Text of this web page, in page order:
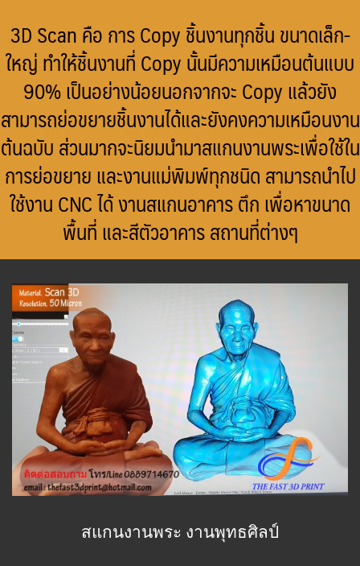
3D Scan คือ การ Copy ชิ้นงานทุกชิ้น ขนาดเล็ก-
ใหญ่ ทำให้ชิ้นงานที่ Copy นั้นมีความเหมือนต้นแบบ
90% เป็นอย่างน้อยนอกจากจะ Copy แล้วยัง
สามารถย่อขยายชิ้นงานได้และยังคงความเหมือนงาน
ต้นฉบับ ส่วนมากจะนิยมนำมาสแกนงานพระเพื่อใช้ใน
การย่อขยาย และงานแม่พิมพ์ทุกชนิด สามารถนำไป
ใช้งาน CNC ได้ งานสแกนอาคาร ตึก เพื่อหาขนาด
พื้นที่ และสีตัวอาคาร สถานที่ต่างๆ
สแกนงานพระ งานพุทธศิลป์